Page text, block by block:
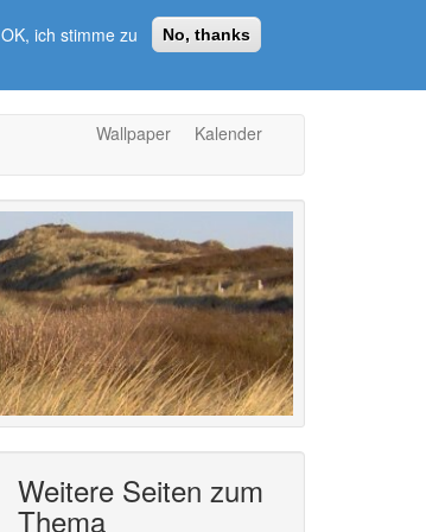
OK, ich stimme zu No, thanks
Wallpaper Kalender
Weitere Seiten zum
Thema